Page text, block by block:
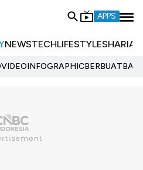
APPS
NEWSTECHLIFESTYLESHARIA
VIDEOINFOGRAPHIC